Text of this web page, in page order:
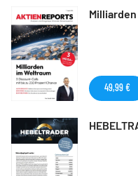
49,99 €